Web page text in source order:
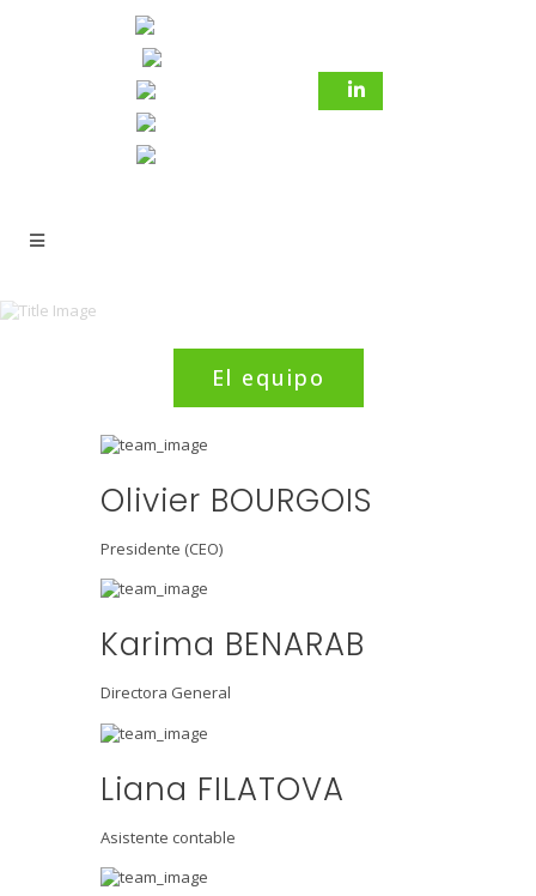
El equipo
Olivier BOURGOIS
Presidente (CEO)
Karima BENARAB
Directora General
Liana FILATOVA
Asistente contable